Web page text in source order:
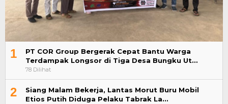
1
PT COR Group Bergerak Cepat Bantu Warga
Terdampak Longsor di Tiga Desa Bungku Ut…
78 Dilihat
2
Siang Malam Bekerja, Lantas Morut Buru Mobil
Etios Putih Diduga Pelaku Tabrak La…